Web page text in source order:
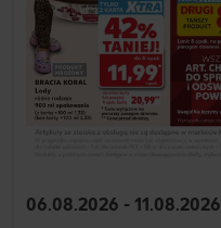
06.08.2026 - 11.08.2026